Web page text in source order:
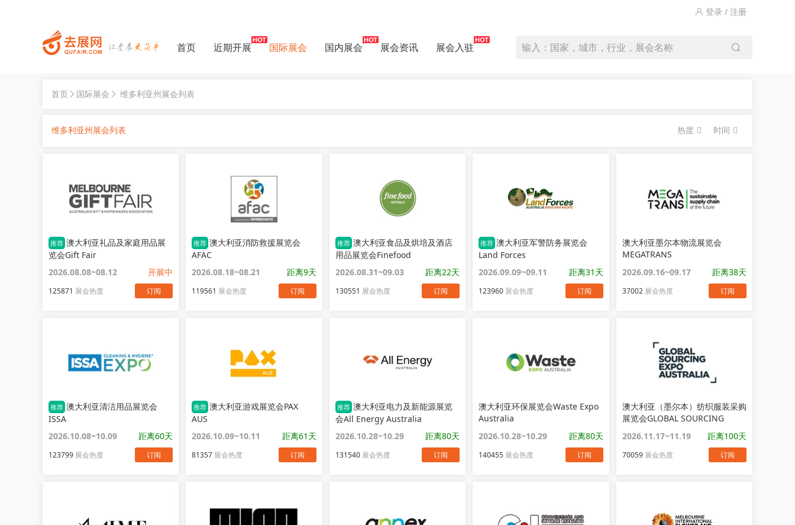
登录 / 注册
首页 近期开展 国际展会 国内展会 展会资讯 展会入驻 输入：国家，城市，行业，展会名称
首页 国际展会 维多利亚州展会列表
维多利亚州展会列表 热度 时间
推荐 澳大利亚礼品及家庭用品展
览会Gift Fair
2026.08.08~08.12
开展中
125871 展会热度 订阅
推荐 澳大利亚消防救援展览会
AFAC
2026.08.18~08.21
距离9天
119561 展会热度 订阅
推荐 澳大利亚食品及烘培及酒店
用品展览会Finefood
2026.08.31~09.03
距离22天
130551 展会热度 订阅
推荐 澳大利亚军警防务展览会
Land Forces
2026.09.09~09.11
距离31天
123960 展会热度 订阅
澳大利亚墨尔本物流展览会
MEGATRANS
2026.09.16~09.17
距离38天
37002展会热度 订阅
推荐 澳大利亚清洁用品展览会
ISSA
2026.10.08~10.09
距离60天
123799 展会热度 订阅
推荐 澳大利亚游戏展览会PAX
AUS
2026.10.09~10.11
距离61天
81357 展会热度 订阅
推荐 澳大利亚电力及新能源展览
会All Energy Australia
2026.10.28~10.29
距离80天
131540展会热度 订阅
澳大利亚环保展览会Waste Expo
Australia
2026.10.28~10.29
距离80天
140455 展会热度 订阅
澳大利亚（墨尔本）纺织服装采购
展览会GLOBAL SOURCING
2026.11.17~11.19 距离100天
70059展会热度 订阅